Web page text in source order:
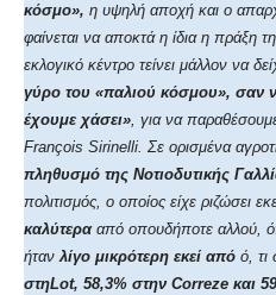
κόσμο», η υψηλή αποχή και ο
φαίνεται να αποκτά η ίδια η πράξη
εκλογικό κέντρο τείνει μάλλον να
γύρο του «παλιού κόσμου», σαν
έχουμε χάσει», για να παραθέσουμε
François Sirinelli. Σε ορισμένα
πληθυσμό της Νοτιοδυτικής
πολιτισμός, ο οποίος είχε ριζώσει
καλύτερααπό οπουδήποτε αλλού,
ήτανλίγο μικρότερη εκεί από ό, τι
στηLot, 58,3% στην Correze και